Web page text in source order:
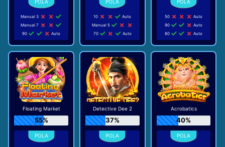
Manual 3
Manual 7
90
Auto
10
Auto
Manual 5
70
Auto
50
Auto
90
Auto
80
Auto
Floating Market
55%
Detective Dee 2
37%
Acrobatics
40%